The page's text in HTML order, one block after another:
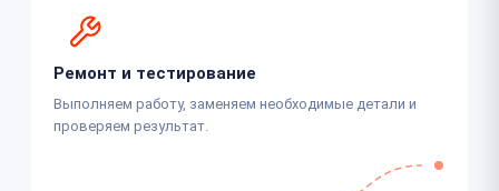
Ремонт и тестирование
Выполняем работу, заменяем необходимые детали и
проверяем результат.